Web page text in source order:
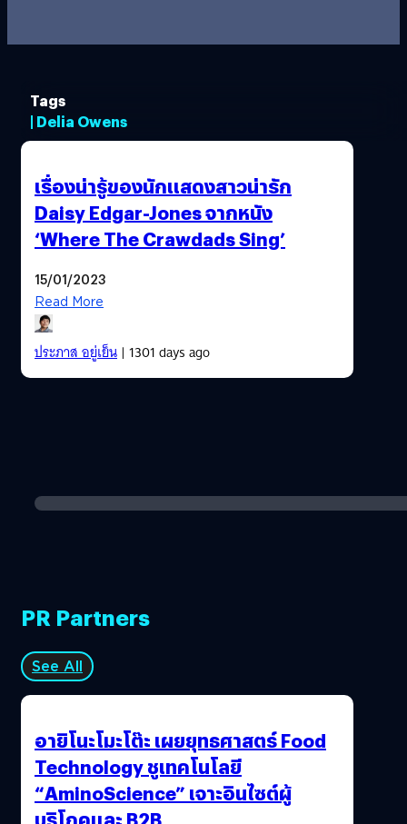
Tags
| Delia Owens
เรื่องน่ารู้ของนักแสดงสาวน่ารัก
Daisy Edgar-Jones จากหนัง
‘Where The Crawdads Sing’
15/01/2023
Read More
ประภาส อยู่เย็น| 1301 days ago
PR Partners
See All
อายิโนะโมะโต๊ะ เผยยุทธศาสตร์ Food
Technology ชูเทคโนโลยี
“AminoScience” เจาะอินไซต์ผู้